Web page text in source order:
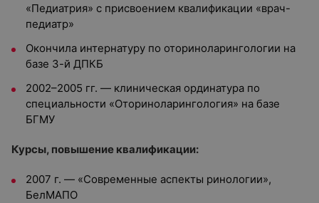
«Педиатрия» с присвоением квалификации «врач-
педиатр»
Окончила интернатуру по оториноларингологии на
базе 3-й ДПКБ
2002–2005 гг. — клиническая ординатура по
специальности «Оториноларингология» на базе
БГМУ
Курсы, повышение квалификации:
2007 г. — «Современные аспекты ринологии»,
БелМАПО